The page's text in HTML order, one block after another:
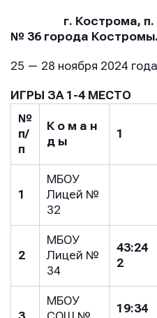
г. Кострома, п.
№ 36 города Костромы.
25 — 28 ноября 2024 года
ИГРЫ ЗА 1-4 МЕСТО
№
п/
п
К о м а н
д ы
1
1
МБОУ
Лицей №
32
2
МБОУ
Лицей №
34
43:24
2
МБОУ
19:34